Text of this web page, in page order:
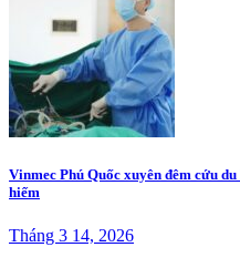
Vinmec Phú Quốc xuyên đêm cứu
hiếm
Tháng 3 14, 2026